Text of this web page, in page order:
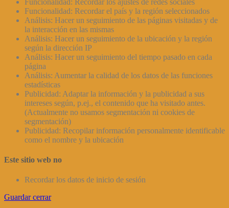
Funcionalidad: Recordar los ajustes de redes sociales
Funcionalidad: Recordar el país y la región seleccionados
Análisis: Hacer un seguimiento de las páginas visitadas y de
la interacción en las mismas
Análisis: Hacer un seguimiento de la ubicación y la región
según la dirección IP
Análisis: Hacer un seguimiento del tiempo pasado en cada
página
Análisis: Aumentar la calidad de los datos de las funciones
estadísticas
Publicidad: Adaptar la información y la publicidad a sus
intereses según, p.ej., el contenido que ha visitado antes.
(Actualmente no usamos segmentación ni cookies de
segmentación)
Publicidad: Recopilar información personalmente identificable
como el nombre y la ubicación
Este sitio web no
Recordar los datos de inicio de sesión
Guardar cerrar